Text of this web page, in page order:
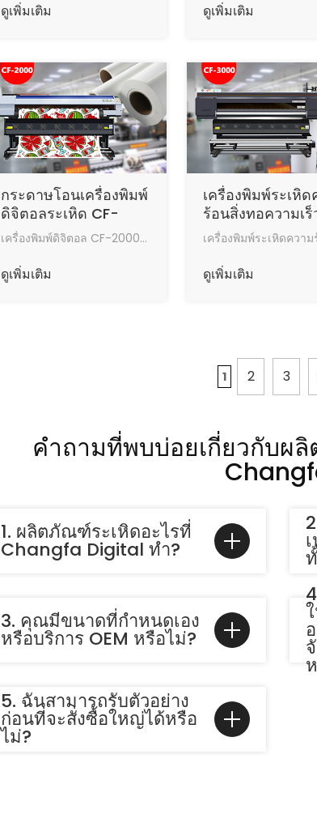
ดูเพิ่มเติม ดูเพิ่มเติม
กระดาษโอนเครื่องพิมพ์
ดิจิตอลระเหิด CF-
2000 สำหรับการพิมพ์เครื่องพิมพ์ดิจิตอล CF-2000 สำหรับผ้าโพลีเอสเตอร์
ดูเพิ่มเติม
เครื่องพิมพ์ระเหิด
ร้อนสิ่งทอความเร็
CF-3000
ดูเพิ่มเติม
1 2 3
คำถามที่พบบ่อยเกี่ยวกับผ
1. ผลิตภัณฑ์ระเหิดอะไรที่
Changfa Digital ทำ?
3. คุณมีขนาดที่กำหนดเอง
หรือบริการ OEM หรือไม่?
5. ฉันสามารถรับตัวอย่าง
ก่อนที่จะสั่งซื้อใหญ่ได้หรือ
ไม่?